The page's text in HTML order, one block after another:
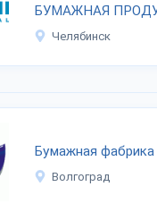
БУМАЖНАЯ
Челябинск
Бумажная
Волгоград